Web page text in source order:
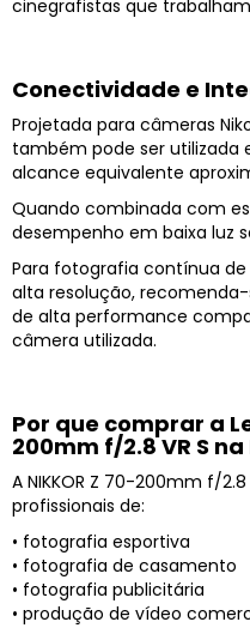
cinegrafistas que
Conectividade e
Projetada para câmeras
também pode ser utilizada
alcance equivalente
Quando combinada com
desempenho em baixa luz
Para fotografia contínua
alta resolução,
de alta performance
câmera utilizada.
Por que comprar a
200mm f/2.8 VR S
A NIKKOR Z 70-200mm f/
profissionais de:
• fotografia esportiva
• fotografia de casamento
• fotografia publicitária
• produção de vídeo